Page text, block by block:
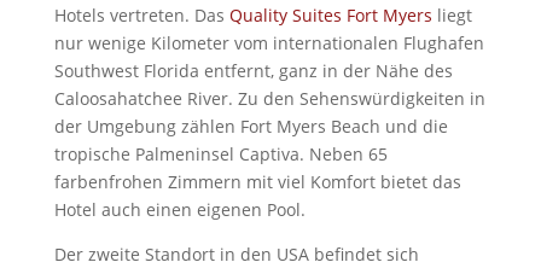
Hotels vertreten. Das Quality Suites Fort Myers liegt
nur wenige Kilometer vom internationalen Flughafen
Southwest Florida entfernt, ganz in der Nähe des
Caloosahatchee River. Zu den Sehenswürdigkeiten in
der Umgebung zählen Fort Myers Beach und die
tropische Palmeninsel Captiva. Neben 65
farbenfrohen Zimmern mit viel Komfort bietet das
Hotel auch einen eigenen Pool.
Der zweite Standort in den USA befindet sich